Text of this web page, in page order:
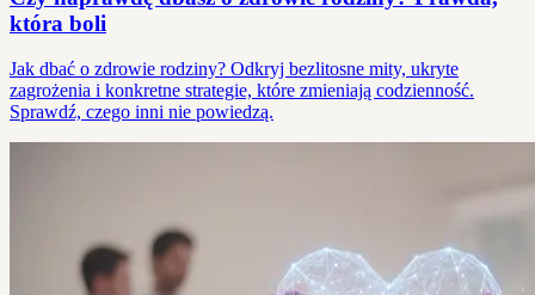
która boli
Jak dbać o zdrowie rodziny? Odkryj bezlitosne mity, ukryte
zagrożenia i konkretne strategie, które zmieniają codzienność.
Sprawdź, czego inni nie powiedzą.